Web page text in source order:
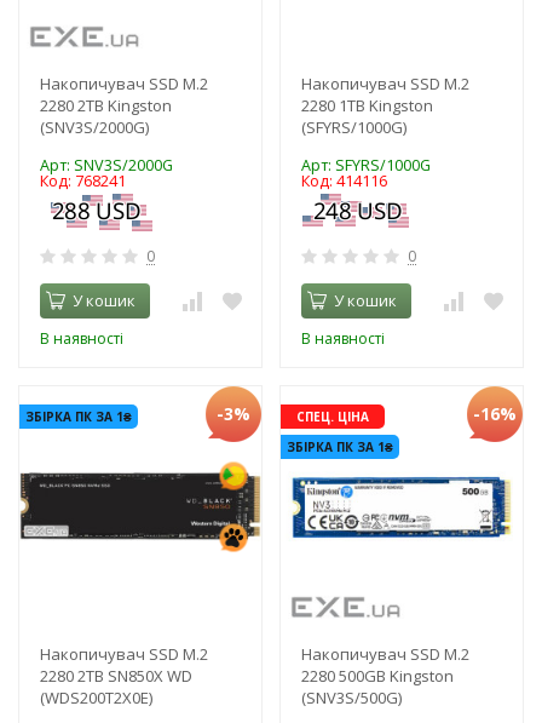
Накопичувач SSD M.2
2280 2TB Kingston
(SNV3S/2000G)
Арт: SNV3S/2000G
Код: 768241
0
У кошик
В наявності
Накопичувач SSD M.2
2280 1TB Kingston
(SFYRS/1000G)
Арт: SFYRS/1000G
Код: 414116
0
У кошик
В наявності
ЗБІРКА ПК ЗА 1₴ -3%
Накопичувач SSD M.2
2280 2TB SN850X WD
(WDS200T2X0E)
СПЕЦ. ЦІНА
ЗБІРКА ПК ЗА 1₴
-16%
Накопичувач SSD M.2
2280 500GB Kingston
(SNV3S/500G)